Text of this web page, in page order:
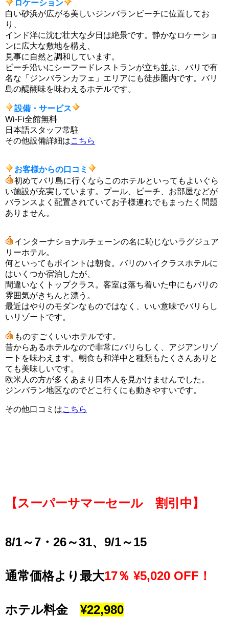
ロケーション
白い砂浜が広がる美しいジンバランビーチに位置してお
り、
インド洋に沈む壮大な夕日は絶景です。静かなロケーショ
ンに広大な敷地を構え、
見事に自然と調和しています。
ビーチ沿いにシーフードレストランが立ち並ぶ、バリで有
名な「ジンバランカフェ」エリアにも徒歩圏内です。バリ
島の醍醐味を味わえるホテルです。
設備・サービス
Wi-Fi全館無料
日本語スタッフ常駐
その他設備詳細はこちら
お客様からの口コミ
初めてバリ島に行くならこのホテルといってもよいぐら
い施設が充実しています。プール、ビーチ、お部屋などが
バランスよく配置されていてお子様連れでもまったく問題
ありません。
インターナショナルチェーンの名に恥じないラグジュア
リーホテル。
何といってもポイントは朝食。バリのハイクラスホテルに
はいくつか宿泊したが、
間違いなくトップクラス。客室は落ち着いた中にもバリの
雰囲気がきちんと漂う。
最近はやりのモダンなものではなく、いい意味でバリらし
いリゾートです。
ものすごくいいホテルです。
昔からあるホテルなので非常にバリらしく、アジアンリゾ
ートを味わえます。朝食も和洋中と種類もたくさんありと
ても美味しいです。
欧米人の方が多くあまり日本人を見かけませんでした。
ジンバラン地区なのでどこ行くにも動きやすいです。
その他口コミはこちら
【スーパーサマーセール 割引中】
8/1～7・26～31、9/1～15
通常価格より最大17％ ¥5,020 OFF！
ホテル料金 ¥22,980